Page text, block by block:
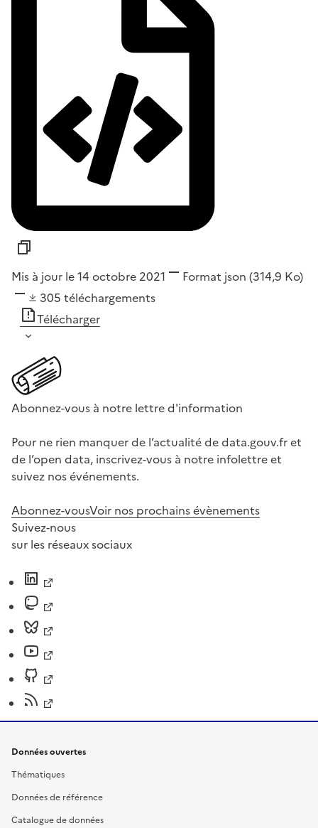
Mis à jour le 14 octobre 2021 Format json (314,9 Ko)
305 téléchargements
Télécharger
Abonnez-vous à notre lettre d'information
Pour ne rien manquer de l’actualité de data.gouv.fr et
de l’open data, inscrivez-vous à notre infolettre et
suivez nos événements.
Abonnez-vousVoir nos prochains évènements
Suivez-nous
sur les réseaux sociaux
Données ouvertes
Thématiques
Données de référence
Catalogue de données